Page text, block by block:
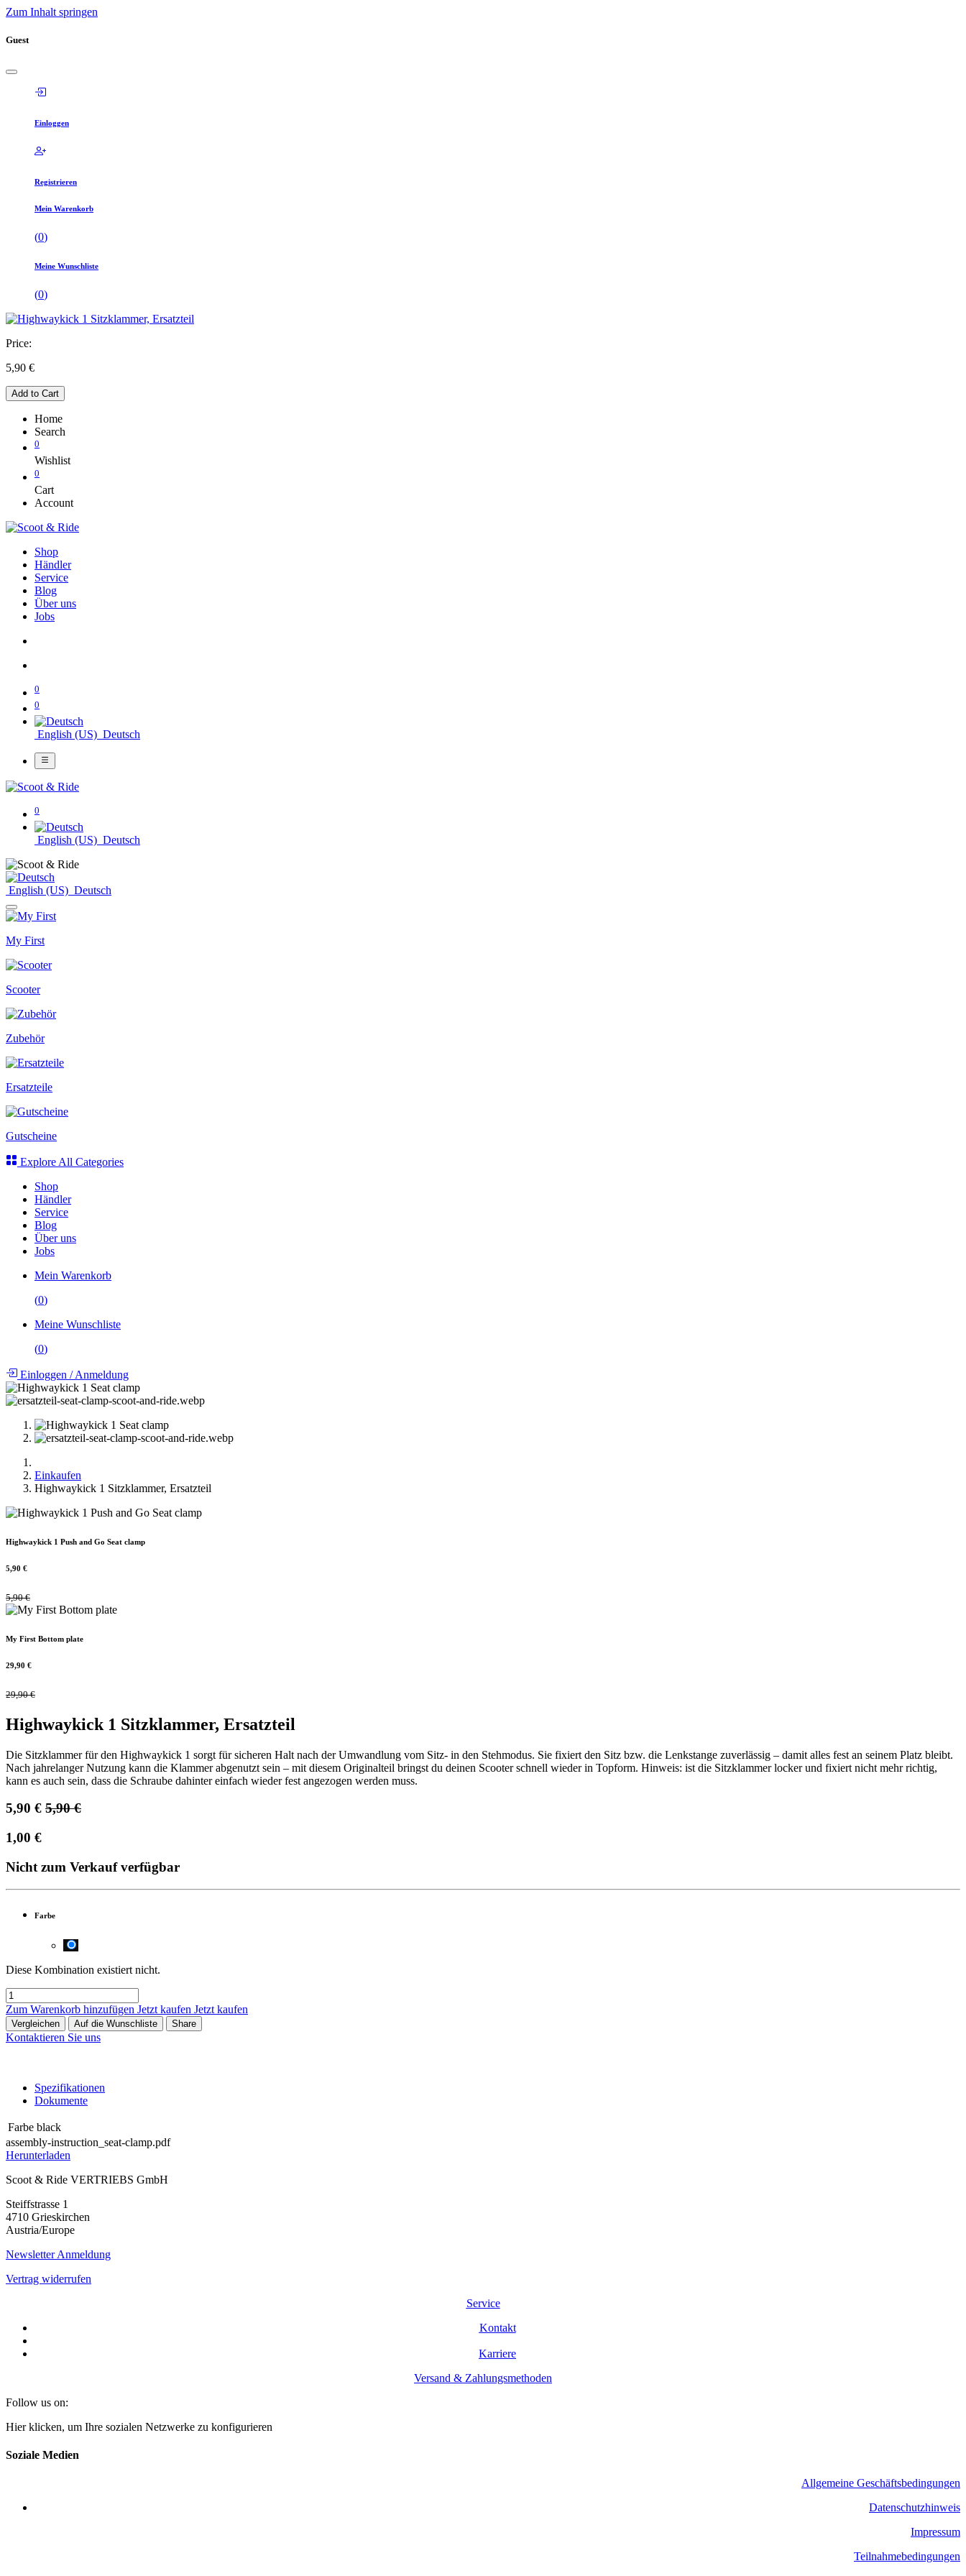
Zum Inhalt springen
Guest
Einloggen
Registrieren
Mein Warenkorb
(0)
Meine Wunschliste
(0)
Price:
5,90 €
Add to Cart
Home
Search
0
Wishlist
0
Cart
Account
Shop
Händler
Service
Blog
Über uns
Jobs
0
0
English (US) Deutsch
0
English (US) Deutsch
English (US) Deutsch
My First
Scooter
Zubehör
Ersatzteile
Gutscheine
Explore All Categories
Shop
Händler
Service
Blog
Über uns
Jobs
Mein Warenkorb
(0)
Meine Wunschliste
(0)
Einloggen /Anmeldung
Einkaufen
Highwaykick 1 Sitzklammer, Ersatzteil
Highwaykick 1 Push and Go Seat clamp
5,90 €
5,90€
My First Bottom plate
29,90 €
29,90€
Highwaykick 1 Sitzklammer, Ersatzteil
Die Sitzklammer für den Highwaykick 1 sorgt für sicheren Halt nach der Umwandlung vom Sitz- in den Stehmodus. Sie fixiert den Sitz bzw. die Lenkstange zuverlässig – damit alles fest an seinem Platz bleibt.
Nach jahrelanger Nutzung kann die Klammer abgenutzt sein – mit diesem Originalteil bringst du deinen Scooter schnell wieder in Topform. Hinweis: ist die Sitzklammer locker und fixiert nicht mehr richtig,
kann es auch sein, dass die Schraube dahinter einfach wieder fest angezogen werden muss.
5,90 € 5,90€
1,00 €
Nicht zum Verkauf verfügbar
Farbe
Diese Kombination existiert nicht.
Zum Warenkorb hinzufügen Jetzt kaufen Jetzt kaufen
Vergleichen Auf die Wunschliste Share
Kontaktieren Sie uns
Spezifikationen
Dokumente
Farbe black
assembly-instruction_seat-clamp.pdf
Herunterladen
Scoot & Ride VERTRIEBS GmbH
Steiffstrasse 1
4710 Grieskirchen
Austria/Europe
Newsletter Anmeldung
Vertrag widerrufen
Service
Kontakt
Karriere
Versand & Zahlungsmethoden
Follow us on:
Hier klicken, um Ihre sozialen Netzwerke zu konfigurieren
Soziale Medien
Allgemeine Geschäftsbedingungen
​Datenschutzhinweis
Impressum
Teilnahmebedingungen